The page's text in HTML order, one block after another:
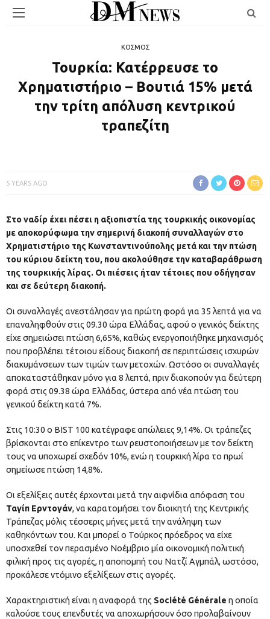
ΚΟΣΜΟΣ
Τουρκία: Κατέρρευσε το
Χρηματιστήριο – Βουτιά 15% μετά
την τρίτη απόλυση κεντρικού
τραπεζίτη
5 YEARS AGO
Στο ναδίρ έχει πέσει η αξιοπιστία της τουρκικής οικονομίας
με αποκορύφωμα την σημερινή διακοπή συναλλαγών στο
Χρηματιστήριο της Κωνσταντινούπολης μετά και την πτώση
του κύριου δείκτη του, που ακολούθησε την καταβαράθρωση
της τουρκικής λίρας. Οι πιέσεις ήταν τέτοιες που οδήγησαν
και σε δεύτερη διακοπή.
Οι συναλλαγές ανεστάλησαν για πρώτη φορά για 35 λεπτά για να
επαναληφθούν στις 09.30 ώρα Ελλάδας, αφού ο γενικός δείκτης
είχε σημειώσει πτώση 6,65%, καθώς ενεργοποιήθηκε μηχανισμός
που προβλέπει τέτοιου είδους διακοπή σε περιπτώσεις ισχυρών
διακυμάνσεων των τιμών των μετοχών. Ωστόσο οι συναλλαγές
αποκαταστάθηκαν μόνο για 8 λεπτά, πριν διακοπούν για δεύτερη
φορά στις 09.38 ώρα Ελλάδας, ύστερα από νέα πτώση του
γενικού δείκτη κατά 7%.
Στις 10:30 ο BIST 100 κατέγραφε απώλειες 9,14%. Οι τράπεζες
βρίσκονται στο επίκεντρο των ρευστοποιήσεων με τον δείκτη
τους να υποχωρεί σχεδόν 10%, ενώ η τουρκική λίρα το πρωί
σημείωσε πτώση 14,8%.
Οι εξελίξεις αυτές έρχονται μετά την αιφνίδια απόφαση του
Ταγίπ Ερντογάν, να καρατομήσει τον διοικητή της Κεντρικής
Τράπεζας μόλις τέσσερις μήνες μετά την ανάληψη των
καθηκόντων του. Και μπορεί ο Τούρκος πρόεδρος να είχε
υποσχεθεί τον περασμένο Νοέμβριο μία οικονομική πολιτική
φιλική προς τις αγορές, η αποπομπή του Νατζί Αγμπάλ, ωστόσο,
προκάλεσε ντόμινο εξελίξεων στις αγορές.
Χαρακτηριστική είναι η αναφορά της Société Générale η οποία
καλούσε τους επενδυτές να αποχωρήσουν όσο προλαβαίνουν